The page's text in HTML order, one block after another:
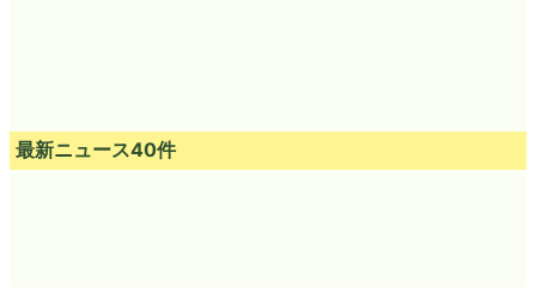
最新ニュース40件